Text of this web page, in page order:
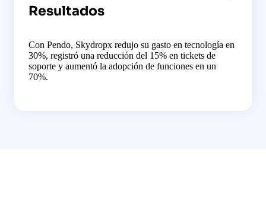
Resultados
Con Pendo, Skydropx redujo su gasto en tecnología en
30%, registró una reducción del 15% en tickets de
soporte y aumentó la adopción de funciones en un
70%.